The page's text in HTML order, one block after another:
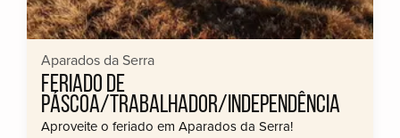
Aparados da Serra
FERIADO DE
PÁSCOA/TRABALHADOR/INDEPENDÊNCIA
Aproveite o feriado em Aparados da Serra!